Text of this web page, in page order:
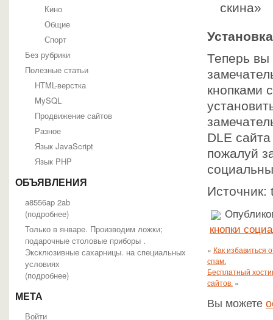
Кино
Общие
Спорт
Без рубрики
Полезные статьи
HTML-верстка
MySQL
Продвижение сайтов
Разное
Язык JavaScript
Язык PHP
ОБЪЯВЛЕНИЯ
a8556ap 2ab
(подробнее)
Только в январе. Производим ложки;
подарочные столовые приборы .
Эксклюзивные сахарницы. на специальных
условиях
(подробнее)
МЕТА
Войти
скина»
Теперь вы
кнопками
DLE
пожалуй
Источник:
кнопки
« Как избавиться
спам.
Бесплатный
сайтов. »
Вы можете